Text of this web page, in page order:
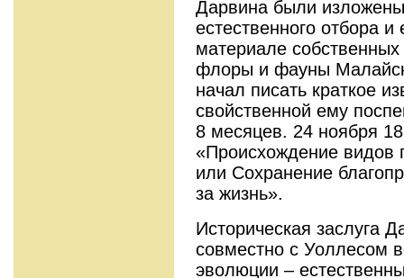
Дарвина были
естественного отбора
материале
флоры и фауны
начал писать краткое
свойственной ему
8 месяцев. 24 ноября
«Происхождение видов
или Сохранение
за жизнь».
Историческая заслуга
совместно с Уоллесом
эволюции –